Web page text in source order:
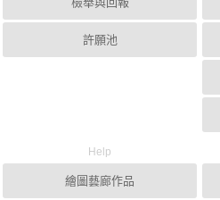
許願池
Help
繪圖藝廊作品